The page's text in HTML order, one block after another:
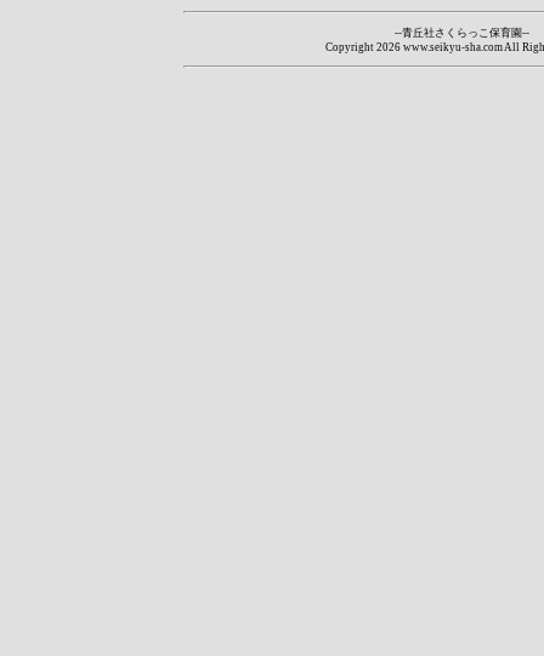
--青丘社さくらっこ保育園--
Copyright 2026 www.seikyu-sha.com All